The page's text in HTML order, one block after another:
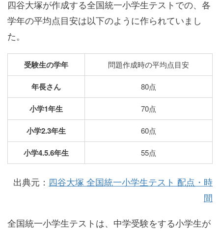
四谷大塚が作成する全国統一小学生テストでの、各
学年の平均点目安は以下のように作られていまし
た。
受験生の学年 問題作成時の平均点目安
年長さん 80点
小学1年生 70点
小学2.3年生 60点
小学4.5.6年生 55点
出典元： 四谷大塚 全国統一小学生テスト 配点・時
間
全国統一小学生テストは、中学受験をする小学生が